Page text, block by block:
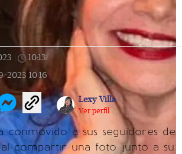
10:13 |
2023 10:16
Lexy Villa
Ver perfil
conmovido a sus seguidores de
al compartir una foto junto a su